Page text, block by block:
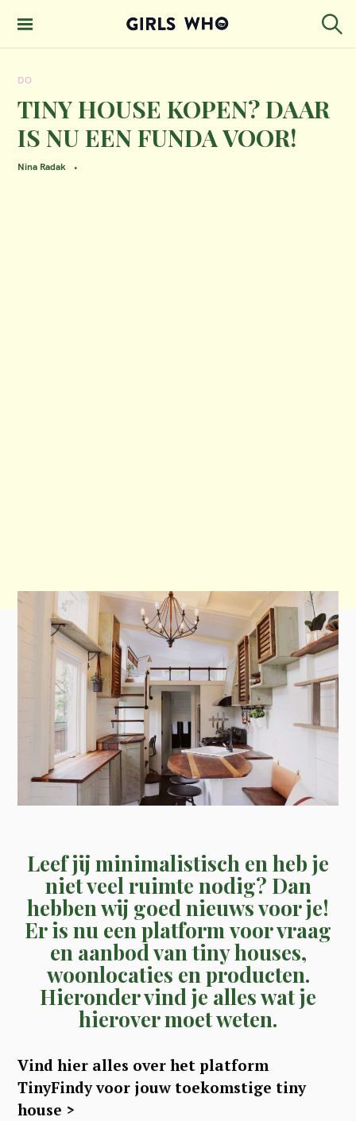
GIRLS WHO
DO
TINY HOUSE KOPEN? DAAR
IS NU EEN FUNDA VOOR!
Nina Radak
Leef jij minimalistisch en heb je
niet veel ruimte nodig? Dan
hebben wij goed nieuws voor je!
Er is nu een platform voor vraag
en aanbod van tiny houses,
woonlocaties en producten.
Hieronder vind je alles wat je
hierover moet weten.
Vind hier alles over het platform
TinyFindy voor jouw toekomstige tiny
house >